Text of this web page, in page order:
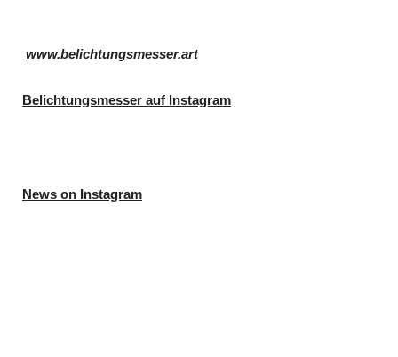
www.belichtungsmesser.art
Belichtungsmesser auf Instagram
News on Instagram